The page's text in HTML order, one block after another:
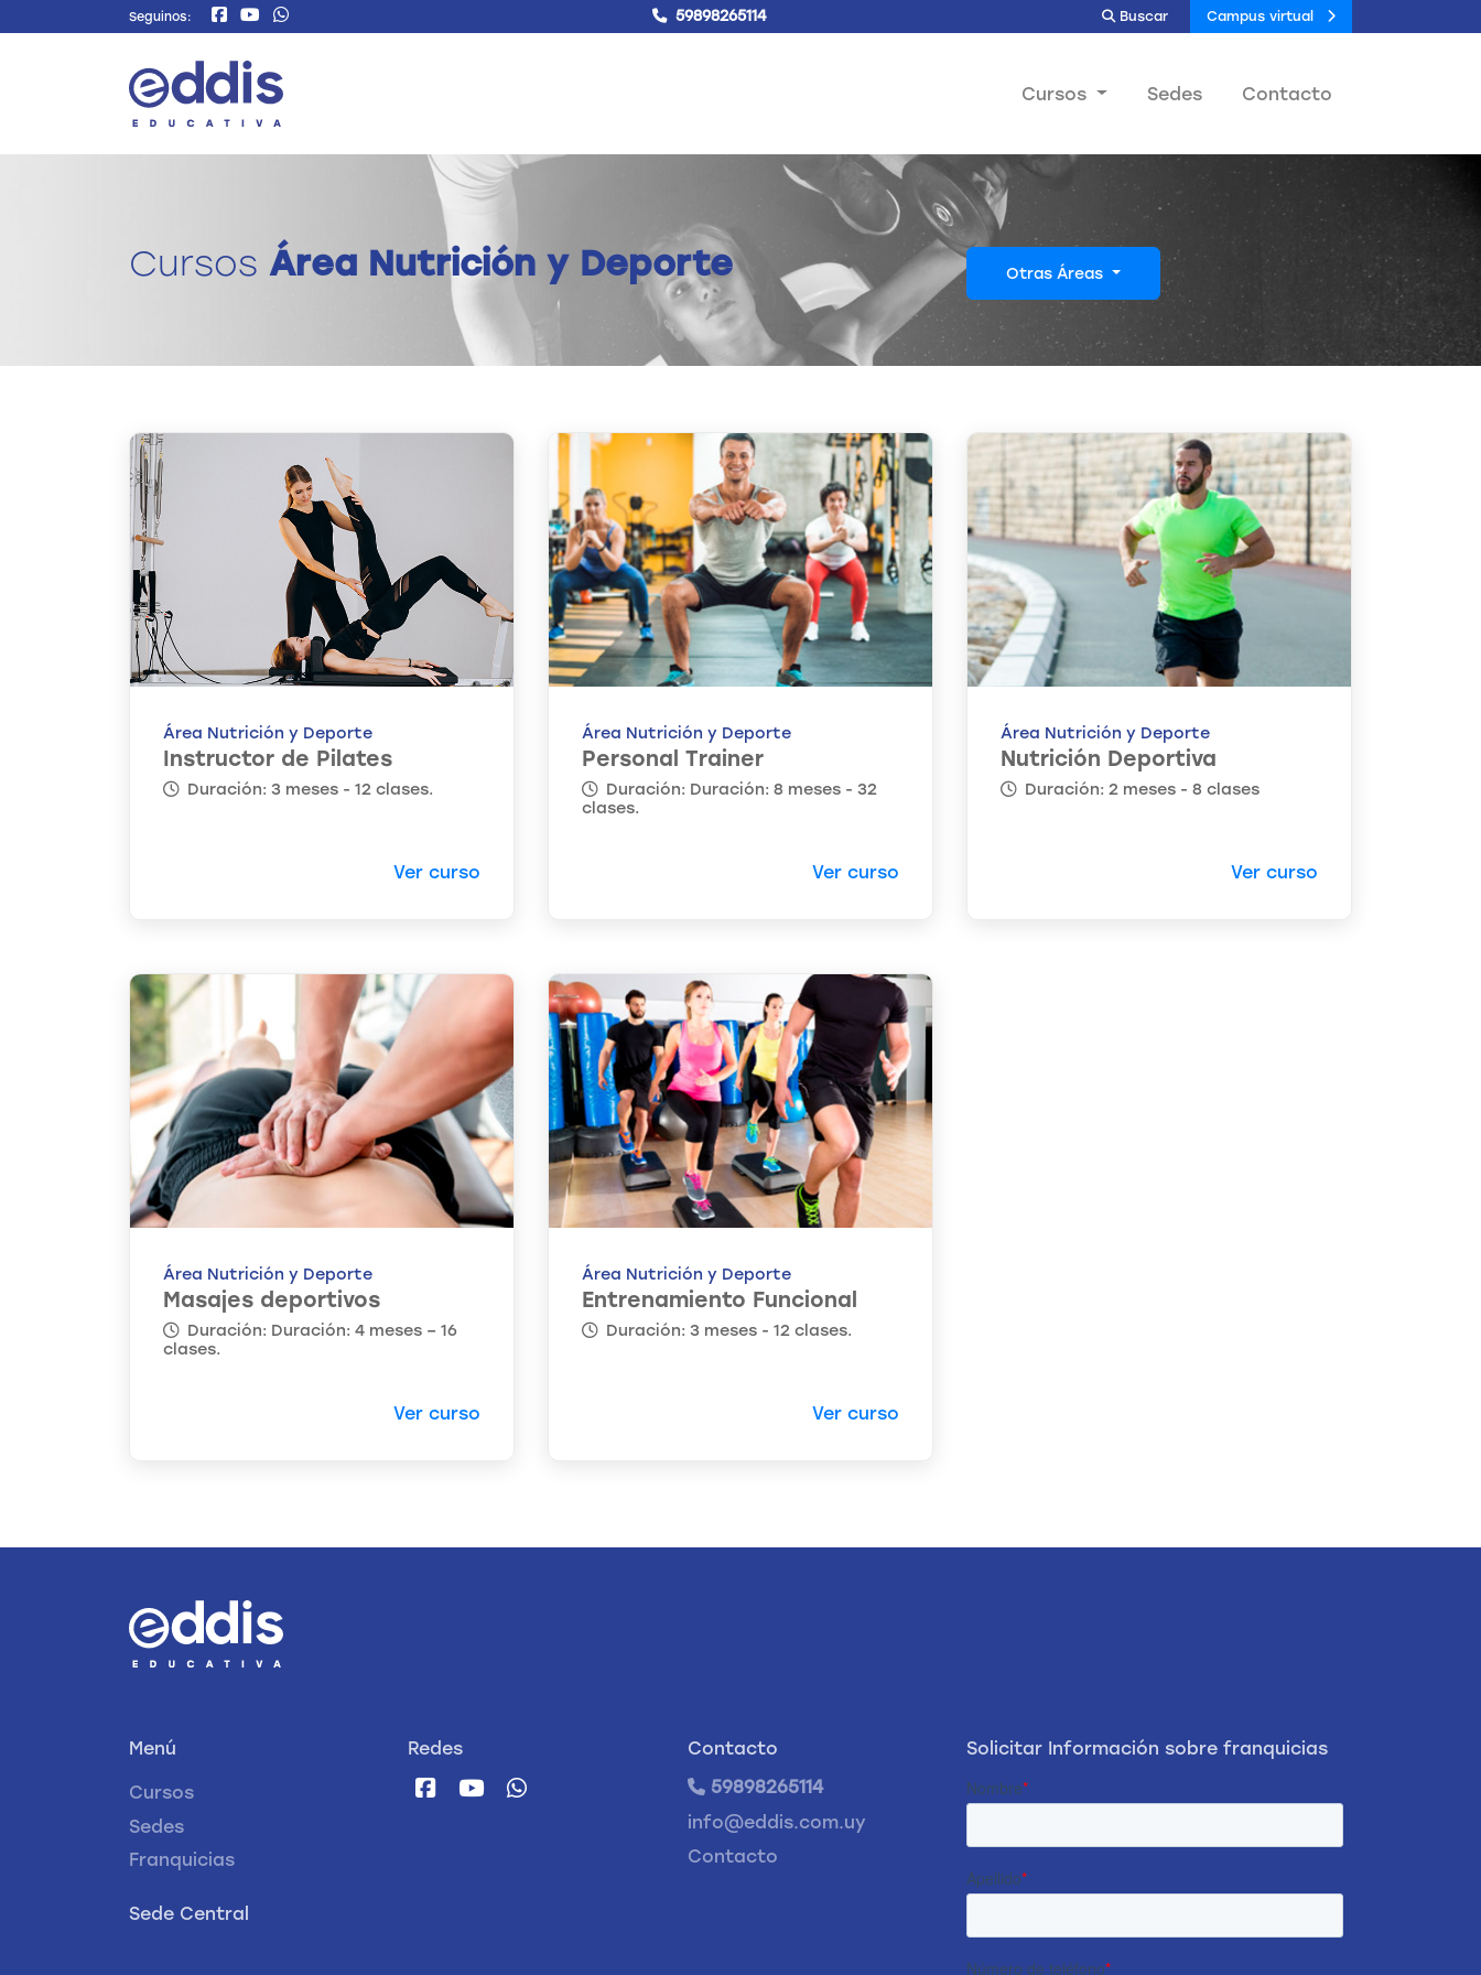
Seguinos: 59898265114 Buscar Campus virtual
Cursos Sedes Contacto
Cursos Área Nutrición y Deporte Otras Áreas
Área Nutrición y Deporte
Instructor de Pilates
Duración: 3 meses - 12 clases.
Ver curso
Área Nutrición y Deporte
Personal Trainer
Duración: Duración: 8 meses - 32
clases.
Ver curso
Área Nutrición y Deporte
Nutrición Deportiva
Duración: 2 meses - 8 clases
Ver curso
Área Nutrición y Deporte
Masajes deportivos
Duración: Duración: 4 meses – 16
clases.
Ver curso
Área Nutrición y Deporte
Entrenamiento Funcional
Duración: 3 meses - 12 clases.
Ver curso
Menú
Cursos
Sedes
Franquicias
Redes
Contacto
59898265114
info@eddis.com.uy
Contacto
Sede Central
Solicitar Información sobre franquicias